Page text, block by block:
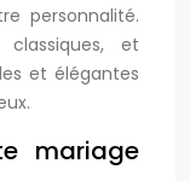
personnalité.
et
et élégantes
mariage